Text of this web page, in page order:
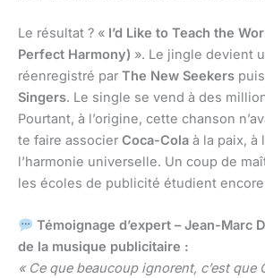
Le résultat ? « I’d Like to Teach the
Perfect Harmony) ». Le jingle devient
réenregistré par The New Seekers
Singers. Le single se vend à des
Pourtant, à l’origine, cette chanson
te faire associer Coca-Cola à la paix, à
l’harmonie universelle. Un coup de
les écoles de publicité étudient encore
Témoignage d’expert – Jean-Marc
de la musique publicitaire :
« Ce que beaucoup ignorent, c’est que